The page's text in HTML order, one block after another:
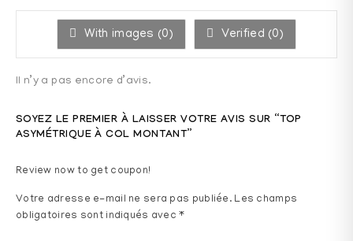
With images (0) Verified (0)
Il n’y a pas encore d’avis.
SOYEZ LE PREMIER À LAISSER VOTRE AVIS SUR “TOP
ASYMÉTRIQUE À COL MONTANT”
Review now to get coupon!
Votre adresse e-mail ne sera pas publiée. Les champs
obligatoires sont indiqués avec*